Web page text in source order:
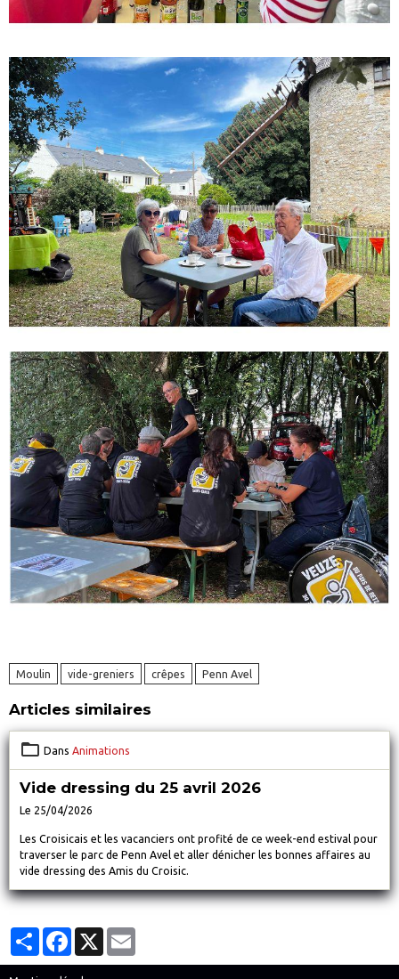
Moulin vide-greniers crêpes Penn Avel
Articles similaires
Dans Animations
Vide dressing du 25 avril 2026
Le 25/04/2026
Les Croisicais et les vacanciers ont profité de ce week-end estival pour
traverser le parc de Penn Avel et aller dénicher les bonnes affaires au
vide dressing des Amis du Croisic.
PartagerFacebook
X